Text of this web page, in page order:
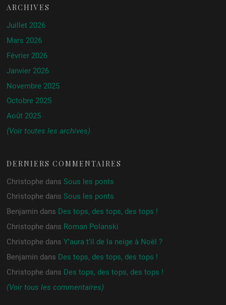
ARCHIVES
Juillet 2026
Mars 2026
Février 2026
Janvier 2026
Novembre 2025
Octobre 2025
Août 2025
(Voir toutes les archives)
DERNIERS COMMENTAIRES
Christophe dans Sous les ponts
Christophe dans Sous les ponts
Benjamin dans Des tops, des tops, des tops !
Christophe dans Roman Polanski
Christophe dans Y’aura t’il de la neige à Noël ?
Benjamin dans Des tops, des tops, des tops !
Christophe dans Des tops, des tops, des tops !
(Voir tous les commentaires)